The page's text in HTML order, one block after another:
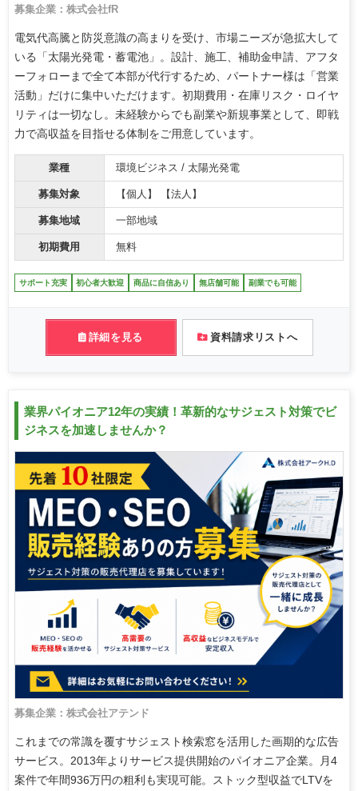
募集企業：株式会社fR
電気代高騰と防災意識の高まりを受け、市場ニーズが急拡大して
いる「太陽光発電・蓄電池」。設計、施工、補助金申請、アフタ
ーフォローまで全て本部が代行するため、パートナー様は「営業
活動」だけに集中いただけます。初期費用・在庫リスク・ロイヤ
リティは一切なし。未経験からでも副業や新規事業として、即戦
力で高収益を目指せる体制をご用意しています。
業種 環境ビジネス / 太陽光発電
募集対象 【個人】 【法人】
募集地域 一部地域
初期費用 無料
サポート充実 初心者大歓迎 商品に自信あり 無店舗可能 副業でも可能
詳細を見る 資料請求リストへ
業界パイオニア12年の実績！革新的なサジェスト対策でビ
ジネスを加速しませんか？
募集企業：株式会社アテンド
これまでの常識を覆すサジェスト検索窓を活用した画期的な広告
サービス。2013年よりサービス提供開始のパイオニア企業。月4
案件で年間936万円の粗利も実現可能。ストック型収益でLTVを